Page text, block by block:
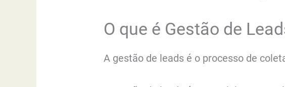
O que é Gestão de
A gestão de leads é o processo de